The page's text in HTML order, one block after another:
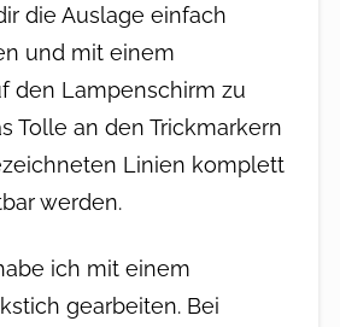
die Auslage einfach
und mit einem
den Lampenschirm zu
Tolle an den Trickmarkern
Linien komplett
werden.
ich mit einem
gearbeiten. Bei